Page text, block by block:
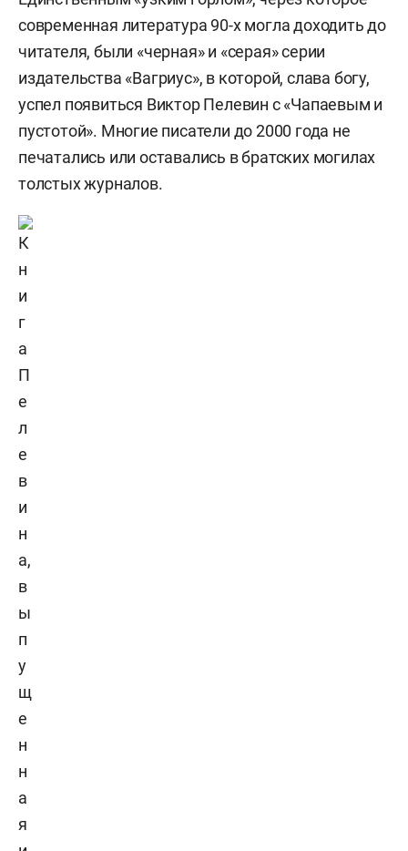
современная литература 90-х могла доходить до
читателя, были «черная» и «серая» серии
издательства «Вагриус», в которой, слава богу,
успел появиться Виктор Пелевин с «Чапаевым и
пустотой». Многие писатели до 2000 года не
печатались или оставались в братских могилах
толстых журналов.